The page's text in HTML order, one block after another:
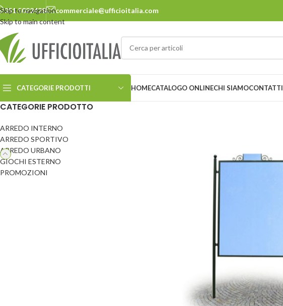
Skip to navigation
Skip to main content
351.5022428 commerciale@ufficioitalia.com
CATEGORIE PRODOTTI
ARREDO URBANO
Cestini
HOMECATALOGO ONLINECHI SIAMOCONTATTI
CATEGORIE PRODOTTO
ARREDO INTERNO
ARREDO SPORTIVO
ARREDO URBANO
GIOCHI ESTERNO
PROMOZIONI